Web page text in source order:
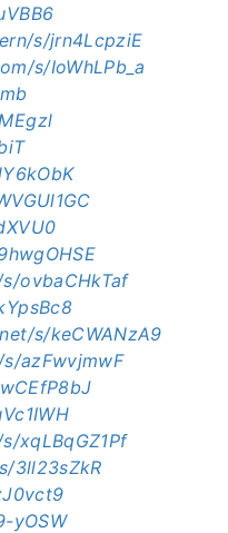
s/jrn4LcpziE
s/IoWhLPb_a
ovbaCHkTaf
s/keCWANzA9
azFwvjmwF
xqLBqGZ1Pf
3ll23sZkR
yOSW